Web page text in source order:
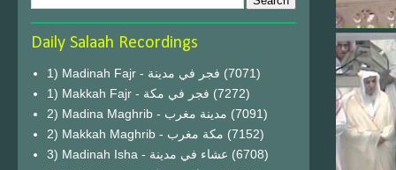
Daily Salaah Recordings
1) Madinah Fajr - فجر في مدينة (7071)
1) Makkah Fajr - فجر في مكة (7272)
2) Madina Maghrib - مدينة مغرب (7091)
2) Makkah Maghrib - مكة مغرب (7152)
3) Madinah Isha - عشاء في مدينة (6708)